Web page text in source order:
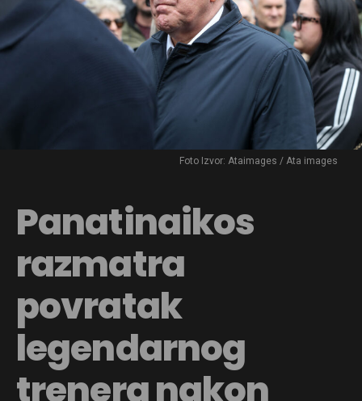
Foto Izvor: Ataimages / Ata images
Panatinaikos
razmatra
povratak
legendarnog
trenera nakon